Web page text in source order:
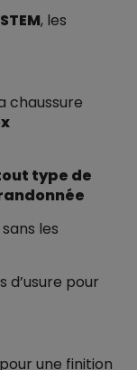
, les
chaussure
type de
les
d’usure pour
une finition